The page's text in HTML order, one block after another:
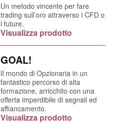
Un metodo vincente per fare
trading sull’oro attraverso i CFD o
i future.
Visualizza prodotto
GOAL!
Il mondo di Opzionaria in un
fantastico percorso di alta
formazione, arricchito con una
offerta imperdibile di segnali ed
affiancamento.
Visualizza prodotto